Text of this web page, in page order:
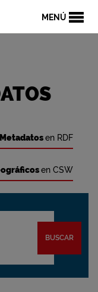
MENÚ
Metadatosen RDF
en CSW
BUSCAR